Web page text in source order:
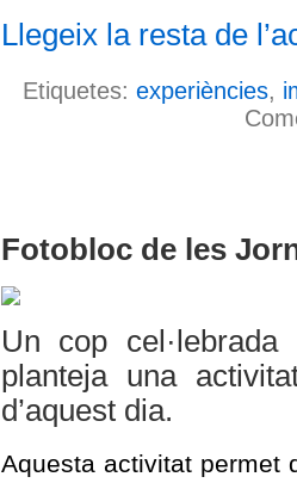
Llegeix la resta de
Etiquetes: experiències,
Fotobloc de les
Un cop
planteja una
d’aquest dia.
Aquesta activitat permet